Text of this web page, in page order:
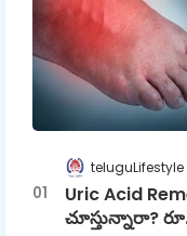
teluguLifestyle
Uric Acid
చూస్తున్నారా?